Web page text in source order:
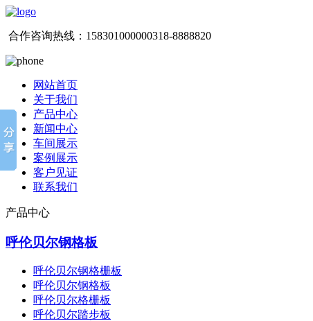
合作咨询热线： 158301000000318-8888820
网站首页
关于我们
产品中心
新闻中心
车间展示
案例展示
客户见证
联系我们
产品中心
呼伦贝尔钢格板
呼伦贝尔钢格栅板
呼伦贝尔钢格板
呼伦贝尔格栅板
呼伦贝尔踏步板